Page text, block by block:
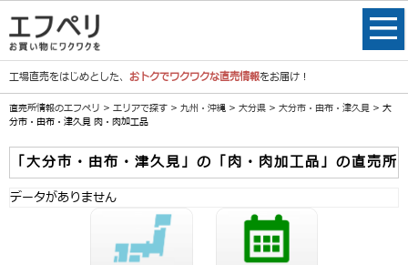
工場直売をはじめとした、 おトクでワクワクな直売情報をお届け！
直売所情報のエフペリ > エリアで探す > 九州・沖縄 > 大分県 > 大分市・由布・津久見 > 大
分市・由布・津久見 肉・肉加工品
「大分市・由布・津久見」の「肉・肉加工品」の直売所
データがありません